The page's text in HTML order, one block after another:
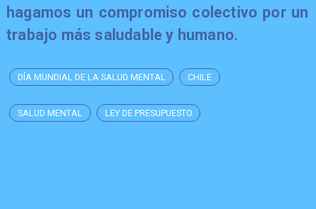
hagamos un compromiso colectivo por un
trabajo más saludable y humano.
DÍA MUNDIAL DE LA SALUD MENTAL CHILE
SALUD MENTAL LEY DE PRESUPUESTO